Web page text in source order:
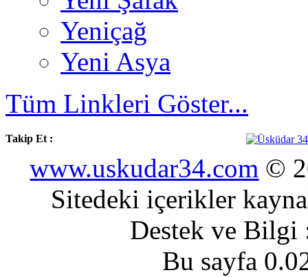
Yeniçağ
Yeni Asya
Tüm Linkleri Göster...
Takip Et :
www.uskudar34.com ©
Sitedeki içerikler
Destek ve
Bu sayfa